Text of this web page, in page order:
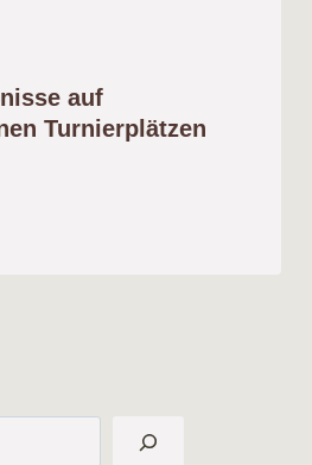
auf
Turnierplätzen